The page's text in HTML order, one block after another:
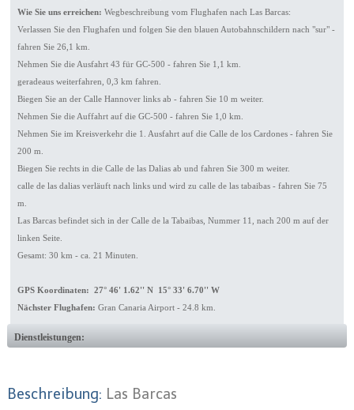
Wie Sie uns erreichen: Wegbeschreibung vom Flughafen nach Las Barcas:
Verlassen Sie den Flughafen und folgen Sie den blauen Autobahnschildern nach "sur" -
fahren Sie 26,1 km.
Nehmen Sie die Ausfahrt 43 für GC-500 - fahren Sie 1,1 km.
geradeaus weiterfahren, 0,3 km fahren.
Biegen Sie an der Calle Hannover links ab - fahren Sie 10 m weiter.
Nehmen Sie die Auffahrt auf die GC-500 - fahren Sie 1,0 km.
Nehmen Sie im Kreisverkehr die 1. Ausfahrt auf die Calle de los Cardones - fahren Sie
200 m.
Biegen Sie rechts in die Calle de las Dalias ab und fahren Sie 300 m weiter.
calle de las dalias verläuft nach links und wird zu calle de las tabaibas - fahren Sie 75
m.
Las Barcas befindet sich in der Calle de la Tabaibas, Nummer 11, nach 200 m auf der
linken Seite.
Gesamt: 30 km - ca. 21 Minuten.
GPS Koordinaten: 27° 46' 1.62'' N 15° 33' 6.70'' W
Nächster Flughafen: Gran Canaria Airport - 24.8 km.
Dienstleistungen:
Beschreibung: Las Barcas